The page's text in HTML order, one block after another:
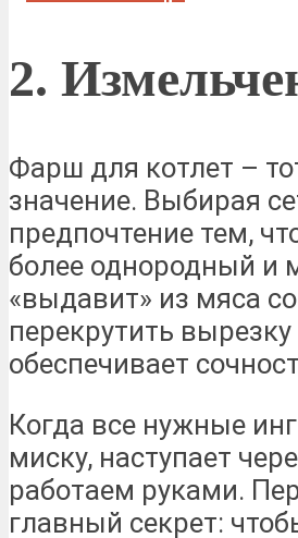
2.
Фарш для котлет –
значение. Выбирая
предпочтение тем,
более однородный и
«выдавит» из мяса
перекрутить
обеспечивает
Когда все нужные
миску, наступает
работаем руками.
главный секрет: